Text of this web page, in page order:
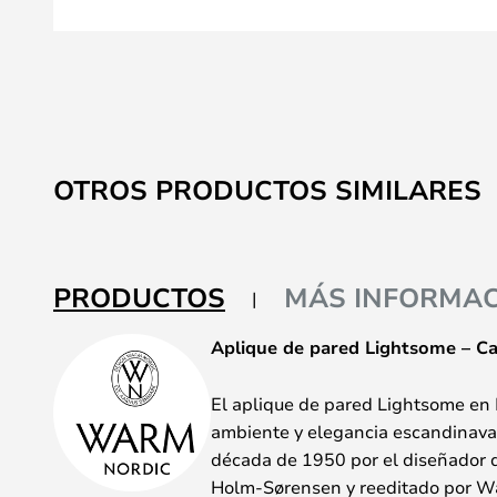
al
comienzo
galería
de
OTROS PRODUCTOS SIMILARES
PRODUCTOS MÁS
Aplique de pared Lightsome –
El aplique de pared Lightsome
ambiente y elegancia
década de 1950 por el diseñador
Holm-Sørensen y reeditado por